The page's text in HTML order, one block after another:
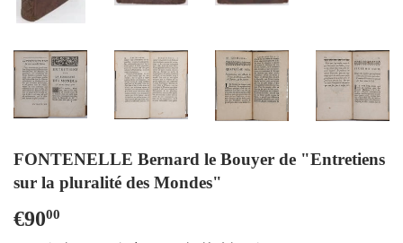
FONTENELLE Bernard le Bouyer de "Entretiens
sur la pluralité des Mondes"
€9000